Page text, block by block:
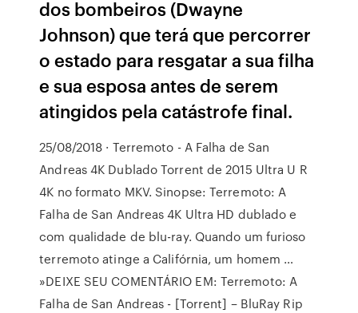
dos bombeiros (Dwayne
Johnson) que terá que percorrer
o estado para resgatar a sua filha
e sua esposa antes de serem
atingidos pela catástrofe final.
25/08/2018 · Terremoto - A Falha de San
Andreas 4K Dublado Torrent de 2015 Ultra U R
4K no formato MKV. Sinopse: Terremoto: A
Falha de San Andreas 4K Ultra HD dublado e
com qualidade de blu-ray. Quando um furioso
terremoto atinge a Califórnia, um homem …
»DEIXE SEU COMENTÁRIO EM: Terremoto: A
Falha de San Andreas - [Torrent] – BluRay Rip